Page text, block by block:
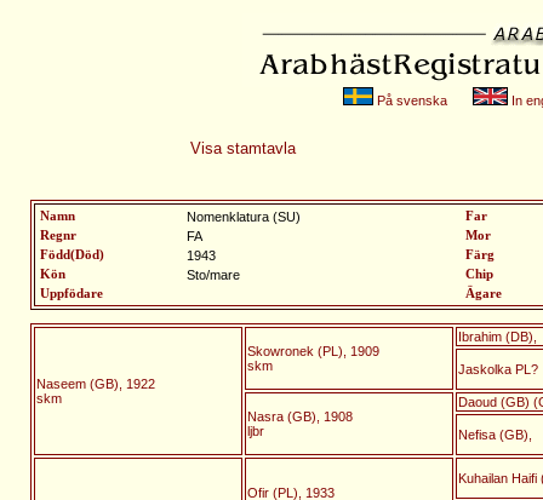
På svenska In
Visa stamtavla
Namn Nomenklatura (SU)
Far
Regnr
FA
Mor
Född(Död)
1943
Färg
Kön
Sto/mare
Chip
Uppfödare
Ägare
Naseem (GB), 1922
skm
Skowronek (PL), 1909
skm
Ibrahim (DB),
Jaskolka PL?
Nasra (GB), 1908
ljbr
Daoud (GB)
Nefisa (GB),
Ofir (PL), 1933
Kuhailan Haifi